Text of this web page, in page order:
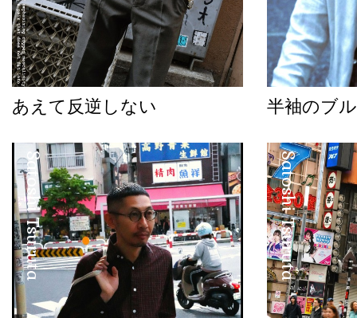
あえて反逆しない 半袖のブ
Satoshi Tsuruta Satoshi Tsuruta